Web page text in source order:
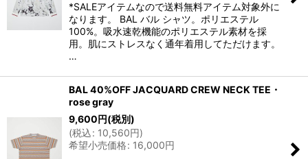
*SALEアイテムなので送料無料アイテム対象外に
なります。 BAL バル シャツ。ポリエステル
100%。吸水速乾機能のポリエステル素材を採
用。肌にストレスなく通年着用してただけます。
…
BAL 40%OFF JACQUARD CREW NECK TEE・
rose gray
9,600円(税別)
(税込: 10,560円)
希望小売価格: 16,000円